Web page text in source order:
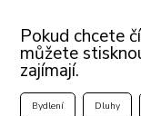
Pokud chcete
můžete
zajímají.
Bydlení Dluhy